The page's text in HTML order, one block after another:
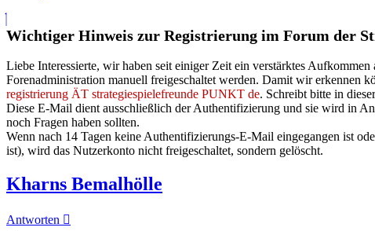
Wichtiger Hinweis zur Registrierung im Forum der
Liebe Interessierte, wir haben seit einiger Zeit ein verstärktes
Forenadministration manuell freigeschaltet werden. Damit wir erkennen
registrierung ÄT strategiespielefreunde PUNKT de. Schreibt bitte in
Diese E-Mail dient ausschließlich der Authentifizierung und sie wird in
noch Fragen haben sollten.
Wenn nach 14 Tagen keine Authentifizierungs-E-Mail eingegangen ist
ist), wird das Nutzerkonto nicht freigeschaltet, sondern gelöscht.
Kharns Bemalhölle
Antworten